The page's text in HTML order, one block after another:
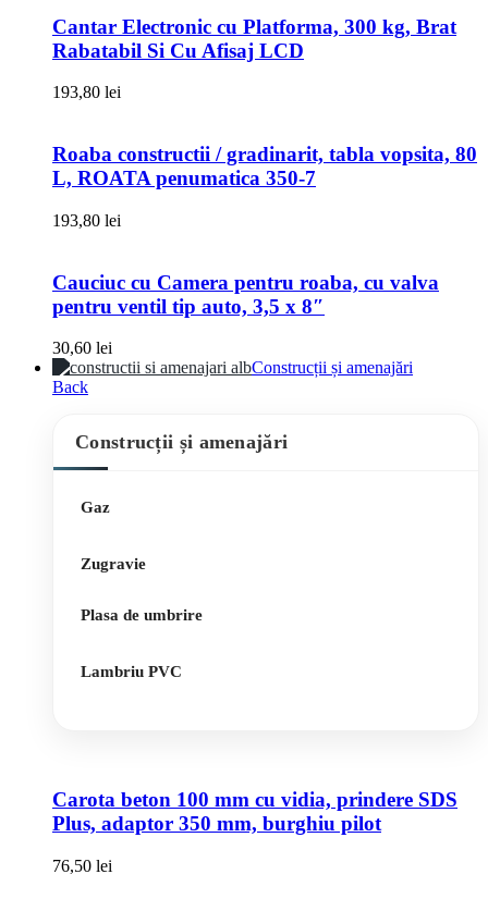
Cantar Electronic cu Platforma, 300 kg, Brat
Rabatabil Si Cu Afisaj LCD
193,80 lei
Roaba constructii / gradinarit, tabla vopsita, 80
L, ROATA penumatica 350-7
193,80 lei
Cauciuc cu Camera pentru roaba, cu valva
pentru ventil tip auto, 3,5 x 8″
30,60 lei
Construcții și amenajări
Back
Construcții și amenajări
Gaz
Zugravie
Plasa de umbrire
Lambriu PVC
Carota beton 100 mm cu vidia, prindere SDS
Plus, adaptor 350 mm, burghiu pilot
76,50 lei